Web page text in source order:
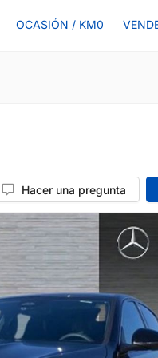
OCASIÓN / KM0
Hacer una pregunta